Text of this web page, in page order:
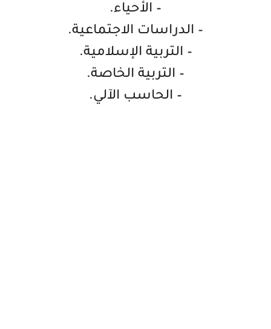
– الأحياء.
– الدراسات الاجتماعية.
– التربية الإسلامية.
– التربية الخاصة.
– الحاسب الآلي.